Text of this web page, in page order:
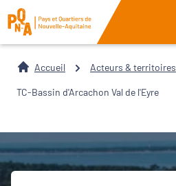
Accueil Acteurs & territoires
TC-Bassin d'Arcachon Val de l'Eyre